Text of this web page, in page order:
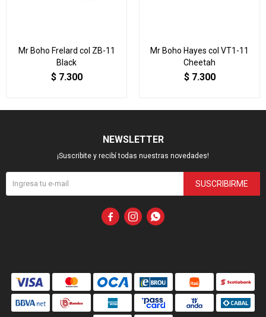
Mr Boho Frelard col ZB-11
Black
$ 7.300
Mr Boho Hayes col VT1-11
Cheetah
$ 7.300
NEWSLETTER
¡Suscribite y recibí todas nuestras novedades!
SUSCRIBIRME
  